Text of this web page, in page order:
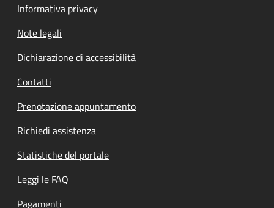
Informativa privacy
Note legali
Dichiarazione di accessibilità
Contatti
Prenotazione appuntamento
Richiedi assistenza
Statistiche del portale
Leggi le FAQ
Pagamenti